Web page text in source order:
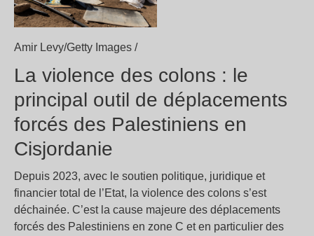
Amir Levy/Getty Images /
La violence des colons : le
principal outil de déplacements
forcés des Palestiniens en
Cisjordanie
Depuis 2023, avec le soutien politique, juridique et
financier total de l’Etat, la violence des colons s’est
déchainée. C’est la cause majeure des déplacements
forcés des Palestiniens en zone C et en particulier des